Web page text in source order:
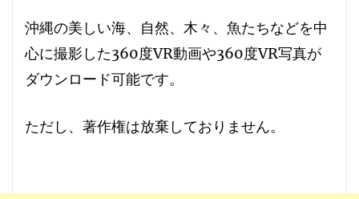
沖縄の美しい海、自然、木々、魚たちなどを中
心に撮影した360度VR動画や360度VR写真が
ダウンロード可能です。
ただし、 著作権は放棄しておりません。